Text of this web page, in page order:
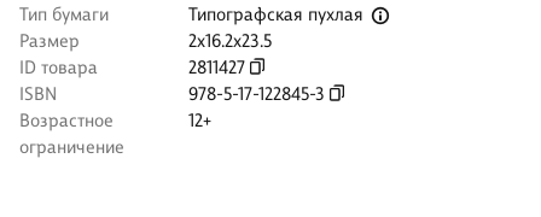
Тип бумаги
Типографская пухлая
Размер
2x16.2x23.5
ID товара
2811427
ISBN
978-5-17-122845-3
Возрастное
ограничение
12+